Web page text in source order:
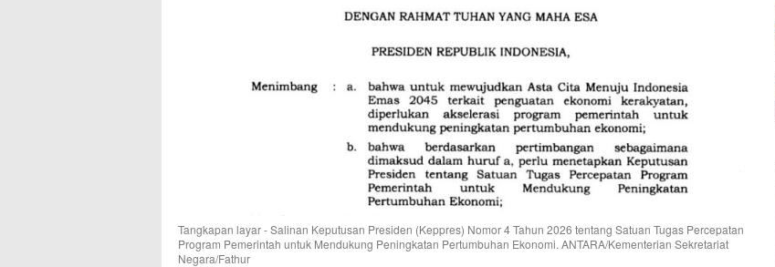
Tangkapan layar - Salinan Keputusan Presiden (Keppres) Nomor 4 Tahun 2026 tentang Satuan Tugas Percepatan
Program Pemerintah untuk Mendukung Peningkatan Pertumbuhan Ekonomi. ANTARA/Kementerian Sekretariat
Negara/Fathur